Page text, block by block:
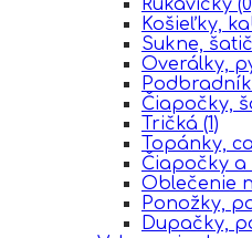
Rukavičky
Košieľky,
Sukne,
Overálky,
Čiapočky,
Tričká (1)
Topánky,
Čiapočky a
Oblečenie
Ponožky,
Dupačky,